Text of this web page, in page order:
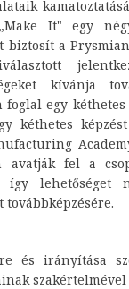
It" egy
biztosít a
kívánja
foglal egy
kéthetes
avatják fel a
így lehetőséget
továbbképzésére.
és irányítása
szakértelmével